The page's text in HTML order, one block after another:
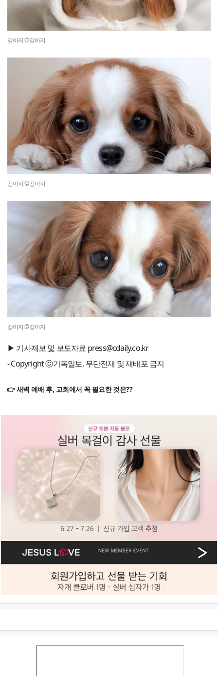
강아지 ©강아지
강아지 ©강아지
강아지 ©강아지
▶ 기사제보 및 보도자료 press@cdaily.co.kr
- Copyright ⓒ기독일보, 무단전재 및 재배포 금지
👉 새벽 예배 후, 교회에서 꼭 필요한 것은??